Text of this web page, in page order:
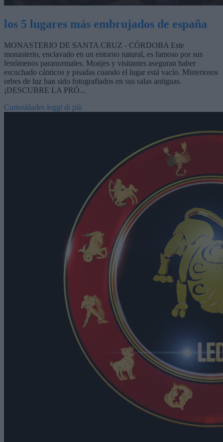
los 5 lugares más embrujados de españa
MONASTERIO DE SANTA CRUZ - CÓRDOBA Este
monasterio, enclavado en un entorno natural, es famoso por sus
fenómenos paranormales. Monjes y visitantes aseguran haber
escuchado cánticos y pisadas cuando el lugar está vacío. Misteriosos
orbes de luz han sido fotografiados en sus salas antiguas.
¡DESCUBRE LA PRÓ...
Curiosidades leggi di più